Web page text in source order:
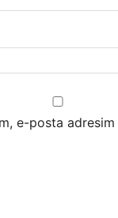
e-posta